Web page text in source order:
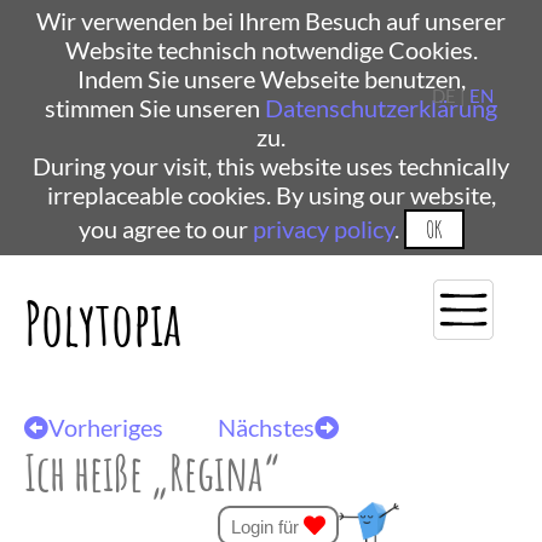
Wir verwenden bei Ihrem Besuch auf unserer
Website technisch notwendige Cookies.
Indem Sie unsere Webseite benutzen,
stimmen Sie unseren Datenschutzerklärung
zu.
During your visit, this website uses technically
irreplaceable cookies. By using our website,
you agree to our privacy policy. OK
Polytopia
DE | EN
Vorheriges Nächstes
Ich heiße „Regina“
Login für